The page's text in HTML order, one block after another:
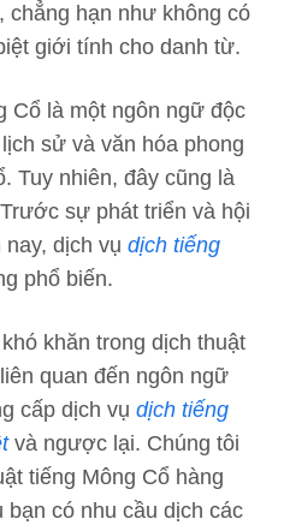
chẳng hạn như không có
giới tính cho danh từ.
Cổ là một ngôn ngữ độc
sử và văn hóa phong
Tuy nhiên, đây cũng là
sự phát triển và hội
dịch vụ dịch tiếng
phổ biến.
khăn trong dịch thuật
quan đến ngôn ngữ
cấp dịch vụ dịch tiếng
và ngược lại. Chúng tôi
tiếng Mông Cổ hàng
có nhu cầu dịch các